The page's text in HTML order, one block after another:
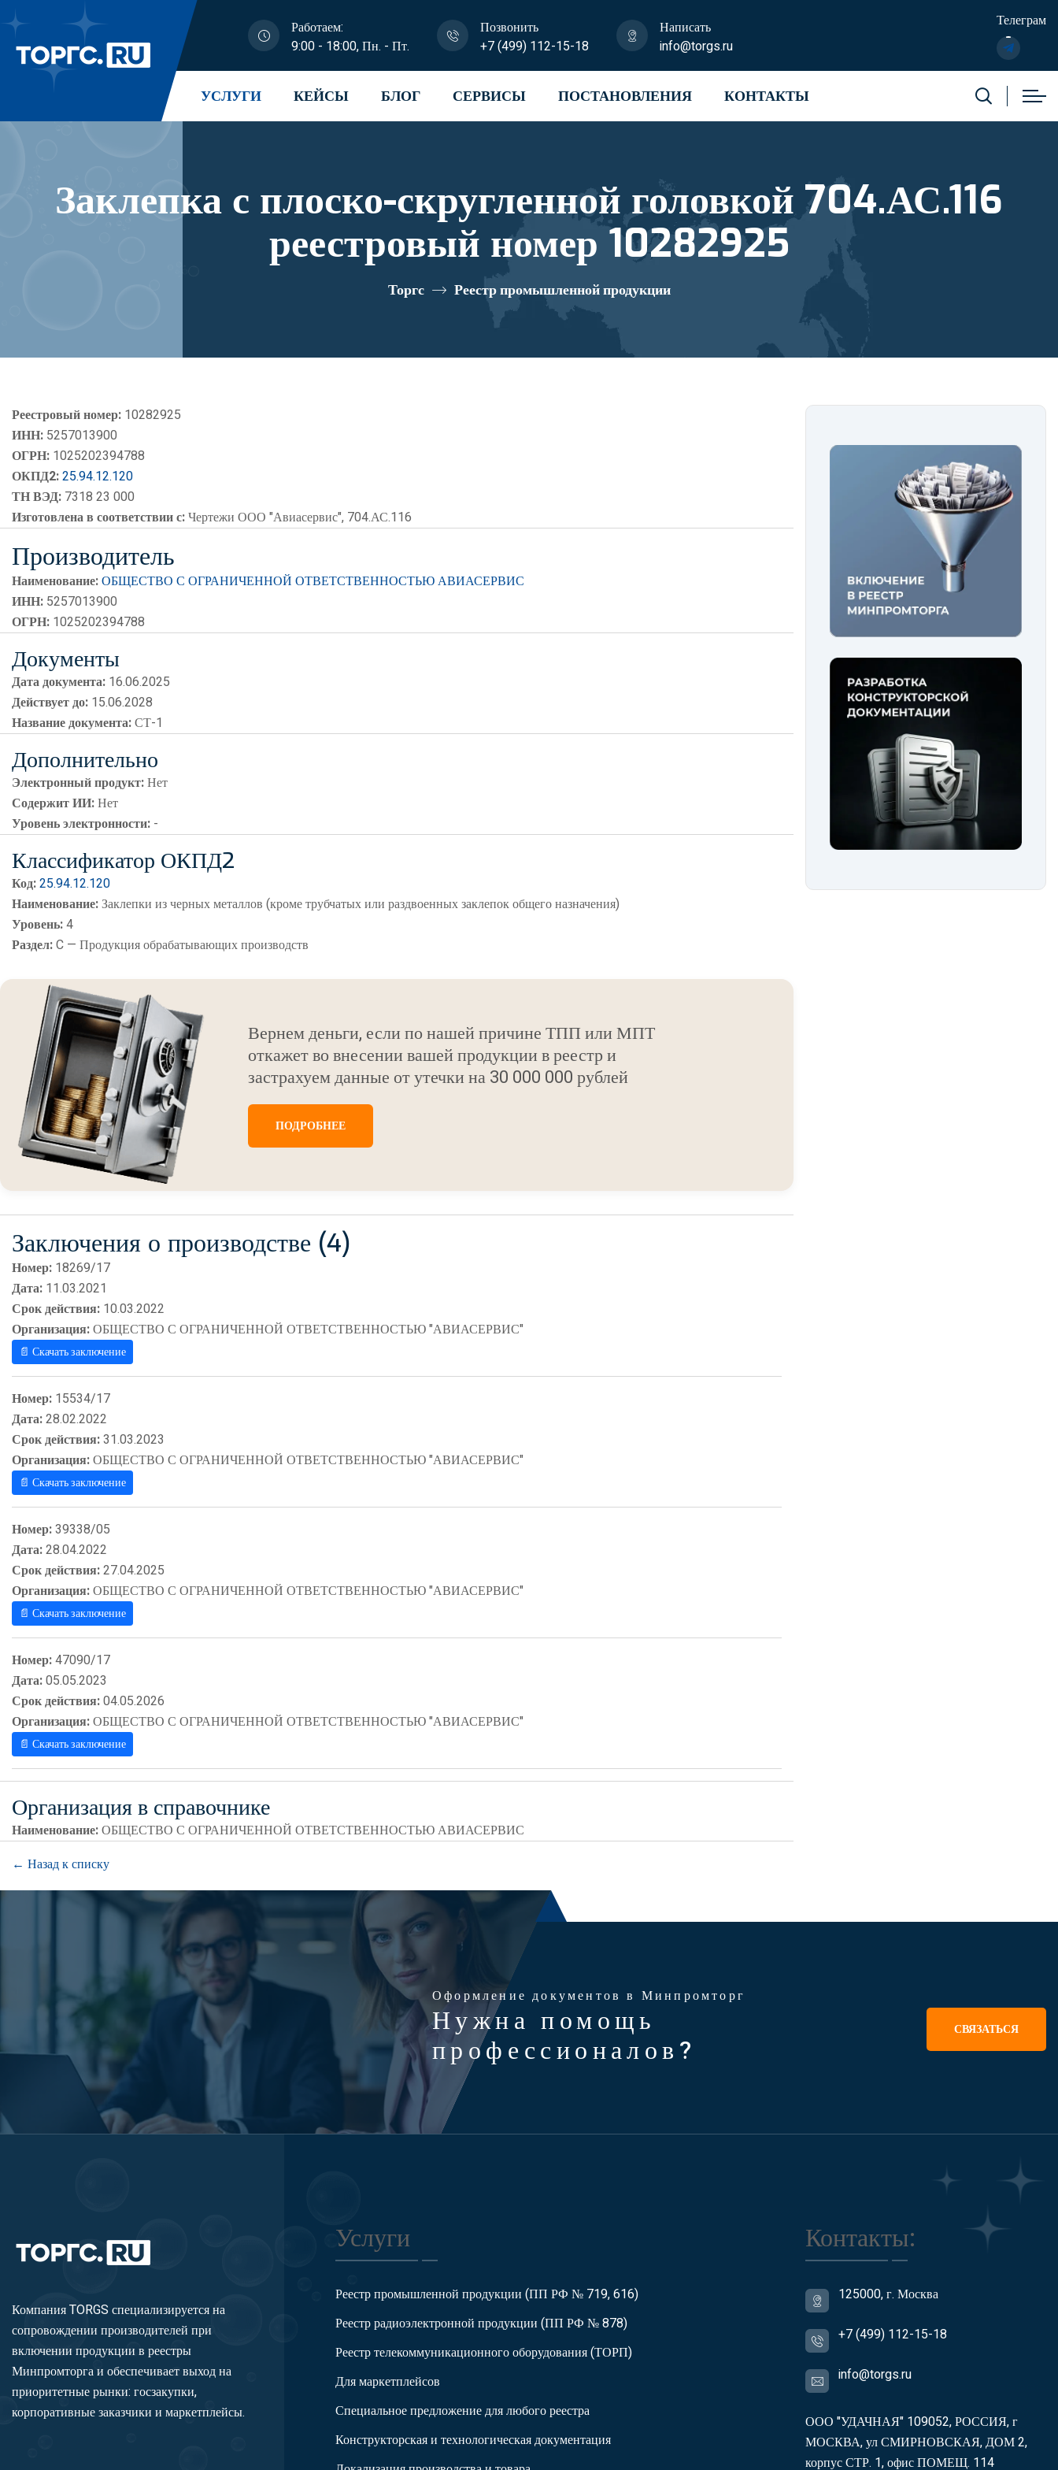
Работаем:
9:00 - 18:00, Пн. - Пт.
Позвонить
+7 (499) 112-15-18
Написать
info@torgs.ru
Телеграм
УСЛУГИ КЕЙСЫ БЛОГ СЕРВИСЫ ПОСТАНОВЛЕНИЯ КОНТАКТЫ
Заклепка с плоско-скругленной головкой 704.АС.116
реестровый номер 10282925
Торгс Реестр промышленной продукции
Реестровый номер: 10282925
ИНН: 5257013900
ОГРН: 1025202394788
ОКПД2:25.94.12.120
ТН ВЭД: 7318 23 000
Изготовлена в соответствии с:Чертежи ООО "Авиасервис", 704.АС.116
Производитель
Наименование:ОБЩЕСТВО С ОГРАНИЧЕННОЙ ОТВЕТСТВЕННОСТЬЮ АВИАСЕРВИС
ИНН: 5257013900
ОГРН: 1025202394788
Документы
Дата документа: 16.06.2025
Действует до: 15.06.2028
Название документа:СТ-1
Дополнительно
Электронный продукт:Нет
Содержит ИИ:Нет
Уровень электронности: -
Классификатор ОКПД2
Код:25.94.12.120
Наименование:Заклепки из черных металлов (кроме трубчатых или раздвоенных заклепок общего назначения)
Уровень:4
Раздел:C — Продукция обрабатывающих производств
Вернем деньги, если по нашей причине ТПП или МПТ
откажет во внесении вашей продукции в реестр и
застрахуем данные от утечки на 30 000 000 рублей
ПОДРОБНЕЕ
Заключения о производстве (4)
Номер: 18269/17
Дата: 11.03.2021
Срок действия: 10.03.2022
Организация:ОБЩЕСТВО С ОГРАНИЧЕННОЙ ОТВЕТСТВЕННОСТЬЮ "АВИАСЕРВИС"
📄 Скачать заключение
Номер: 15534/17
Дата:28.02.2022
Срок действия:31.03.2023
Организация:ОБЩЕСТВО С ОГРАНИЧЕННОЙ ОТВЕТСТВЕННОСТЬЮ "АВИАСЕРВИС"
📄 Скачать заключение
Номер:39338/05
Дата:28.04.2022
Срок действия:27.04.2025
Организация:ОБЩЕСТВО С ОГРАНИЧЕННОЙ ОТВЕТСТВЕННОСТЬЮ "АВИАСЕРВИС"
📄 Скачать заключение
Номер:47090/17
Дата:05.05.2023
Срок действия:04.05.2026
Организация:ОБЩЕСТВО С ОГРАНИЧЕННОЙ ОТВЕТСТВЕННОСТЬЮ "АВИАСЕРВИС"
📄 Скачать заключение
Организация в справочнике
Наименование:ОБЩЕСТВО С ОГРАНИЧЕННОЙ ОТВЕТСТВЕННОСТЬЮ АВИАСЕРВИС
← Назад к списку
Оформление документов в Минпромторг
Нужна помощь
профессионалов?
СВЯЗАТЬСЯ
Компания TORGS специализируется на
сопровождении производителей при
включении продукции в реестры
Минпромторга и обеспечивает выход на
приоритетные рынки: госзакупки,
корпоративные заказчики и маркетплейсы.
Услуги
Реестр промышленной продукции (ПП РФ № 719, 616)
Реестр радиоэлектронной продукции (ПП РФ № 878)
Реестр телекоммуникационного оборудования (ТОРП)
Для маркетплейсов
Специальное предложение для любого реестра
Конструкторская и технологическая документация
Контакты:
125000, г. Москва
+7 (499) 112-15-18
info@torgs.ru
ООО "УДАЧНАЯ" 109052, РОССИЯ, г
МОСКВА, ул СМИРНОВСКАЯ, ДОМ 2,
корпус СТР. 1, офис ПОМЕЩ. 114